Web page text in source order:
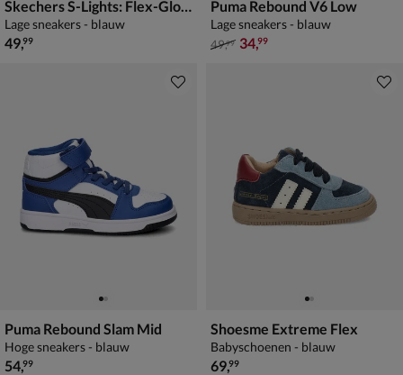
Skechers S-Lights: Flex-Glow Ultra - Prism-Pacer
Lage sneakers - blauw
€ 49,99
49,99
Puma Rebound V6 Low
Lage sneakers - blauw
van € 49,99 voor € 34,99
49,99 34,99
Puma Rebound Slam Mid
Hoge sneakers - blauw
€ 54,99
54,99
Shoesme Extreme Flex
Babyschoenen - blauw
€ 69,99
69,99